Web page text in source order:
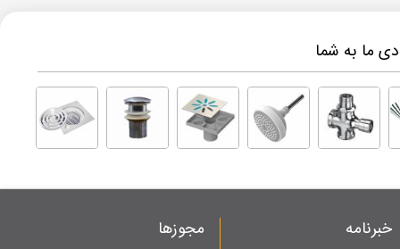
ما به شما
خبرنامه مجوزها